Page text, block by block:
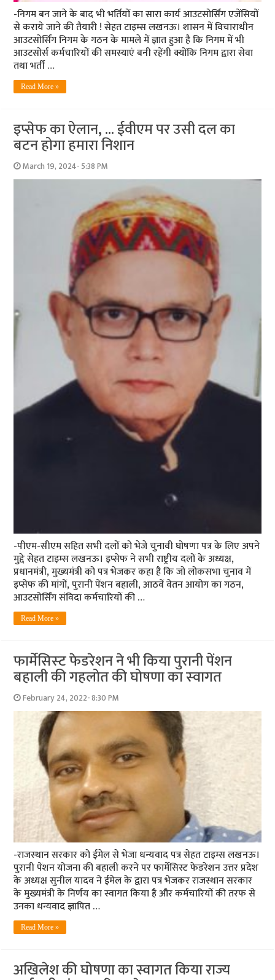
-निगम बन जाने के बाद भी भर्तियों का सारा कार्य आउटसोर्सिंग एजेंसियों
से कराये जाने की तैयारी ! सेहत टाइम्स लखनऊ। शासन में विचाराधीन
आउटसोर्सिंग निगम के गठन के मामले में ज्ञात हुआ है कि निगम में भी
आउटसोर्स कर्मचारियों की समस्याएं बनी रहेंगी क्योंकि निगम द्वारा सेवा
तथा भर्ती …
Read More »
इप्सेफ का ऐलान, … ईवीएम पर उसी दल का
बटन होगा हमारा निशान
March 19, 2024- 5:38 PM
-पीएम-सीएम सहित सभी दलों को भेजे चुनावी घोषणा पत्र के लिए अपने
मुद्दे सेहत टाइम्स लखनऊ। इप्सेफ ने सभी राष्ट्रीय दलों के अध्यक्ष,
प्रधानमंत्री, मुख्यमंत्री को पत्र भेजकर कहा है कि जो लोकसभा चुनाव में
इप्सेफ की मांगों, पुरानी पेंशन बहाली, आठवें वेतन आयोग का गठन,
आउटसोर्सिंग संविदा कर्मचारियों की …
Read More »
फार्मेसिस्‍ट फेडरेशन ने भी किया पुरानी पेंशन
बहाली की गहलोत की घोषणा का स्‍वागत
February 24, 2022- 8:30 PM
-राजस्‍थान सरकार को ईमेल से भेजा धन्‍यवाद पत्र सेहत टाइम्‍स लखनऊ।
पुरानी पेंशन योजना की बहाली करने पर फार्मेसिस्ट फेडरेशन उत्तर प्रदेश
के अध्यक्ष सुनील यादव ने ईमेल के द्वारा पत्र भेजकर राजस्थान सरकार
के मुख्यमंत्री के निर्णय का स्वागत किया है और कर्मचारियों की तरफ से
उनका धन्यवाद ज्ञापित …
Read More »
अखिलेश की घोषणा का स्वागत किया राज्य